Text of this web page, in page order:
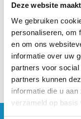
Deze website
We gebruiken
personaliseren, om
en om ons
informatie over uw
partners voor
partners kunnen
informatie die u
verzameld op basis